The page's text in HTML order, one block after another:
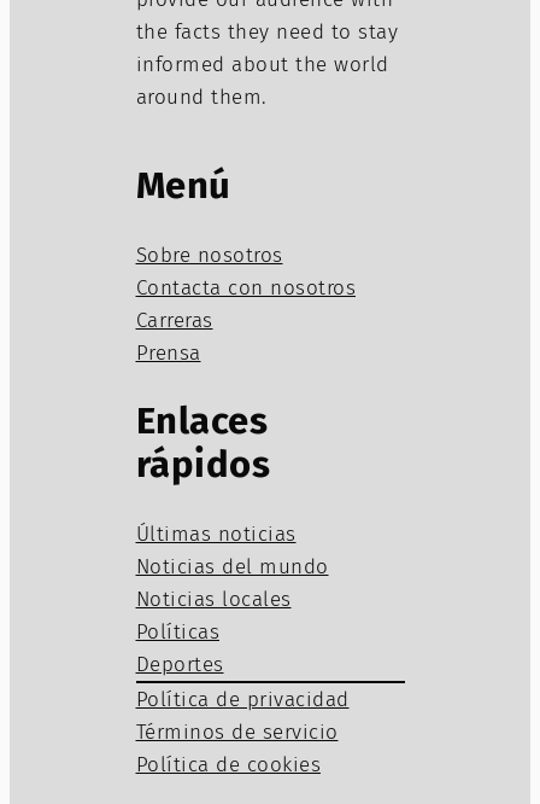
the facts they need to stay
informed about the world
around them.
Menú
Sobre nosotros
Contacta con nosotros
Carreras
Prensa
Enlaces
rápidos
Últimas noticias
Noticias del mundo
Noticias locales
Políticas
Deportes
Política de privacidad
Términos de servicio
Política de cookies